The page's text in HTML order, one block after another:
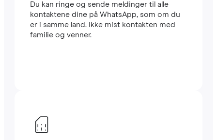
Du kan ringe og sende meldinger til alle
kontaktene dine på WhatsApp, som om du
er i samme land. Ikke mist kontakten med
familie og venner.